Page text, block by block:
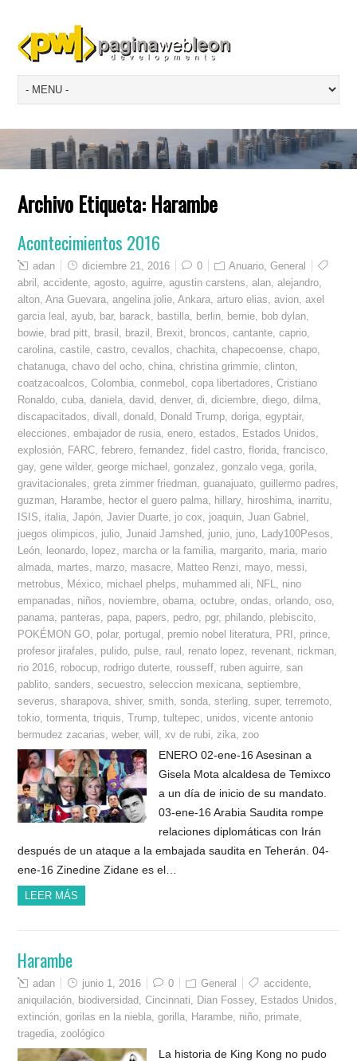
Archivo Etiqueta: Harambe
Acontecimientos 2016
adan diciembre 21, 2016 0 Anuario ,General
abril
,accidente ,agosto ,aguirre ,agustin carstens ,alan ,alejandro
alton ,Ana Guevara ,angelina jolie ,Ankara ,arturo elias ,avion ,axel
garcia leal
,ayub bar, barack bastilla berlin bernie bob dylan
bowie
brad pitt brasil brazil Brexit broncos ,cantante ,caprio
carolina ,castile ,castro ,cevallos ,chachita ,chapecoense ,chapo
chatanuga ,chavo del ocho ,china ,christina grimmie ,clinton
coatzacoalcos ,Colombia ,conmebol ,copa libertadores ,Cristiano
Ronaldo ,cuba ,daniela ,david ,denver,di ,diciembre ,diego ,dilma
discapacitados ,divall ,donald Donald Trump ,doriga ,egyptair,
elecciones ,embajador de rusia ,enero ,estados Estados Unidos
explosión
FARC ,febrero ,fernandez ,fidel castro ,florida ,francisco
gay,gene wilder,george michael ,gonzalez ,gonzalo vega ,gorila
gravitacionales ,greta zimmer friedman ,guanajuato ,guillermo padres
guzman
Harambe hector el guero palma hillary, hiroshima inarritu
ISIS
italia ,Japón ,Javier Duarte jo cox joaquin ,Juan Gabriel
juegos olimpicos
julio ,Junaid Jamshed junio juno Lady100Pesos
León
leonardo lopez marcha or la familia margarito maria mario
almada martes marzo masacre Matteo Renzi mayo messi
metrobus
México michael phelps muhammed ali NFL
nino
empanadas
niños noviembre ,obama ,octubre ,ondas ,orlando ,oso
panama panteras papa papers pedro pgr, philando plebiscito
POKÉMON GO polar, portugal premio nobel literatura PRI prince
profesor jirafales
pulido pulse raul renato lopez revenant rickman
rio 2016 robocup rodrigo duterte rousseff ruben aguirre ,san
pablito ,sanders ,secuestro ,seleccion mexicana ,septiembre
severus ,sharapova ,shiver,smith ,sonda ,sterling ,super,terremoto
tokio ,tormenta ,triquis ,Trump ,tultepec unidos ,vicente antonio
bermudez zacarias ,weber,will ,xv de rubi zika zoo
ENERO 02-ene-16 Asesinan a
Gisela Mota alcaldesa de Temixco
a un día de inicio de su mandato.
03-ene-16 Arabia Saudita rompe
relaciones diplomáticas con Irán
después de un ataque a la embajada saudita en Teherán. 04-
ene-16 Zinedine Zidane es el…
LEER MÁS
Harambe
adan junio 1, 2016 0 General accidente
aniquilación
biodiversidad ,Cincinnati Dian Fossey, Estados Unidos
extinción ,gorilas en la niebla ,gorilla Harambe niño primate
tragedia zoológico
La historia de King Kong no pudo